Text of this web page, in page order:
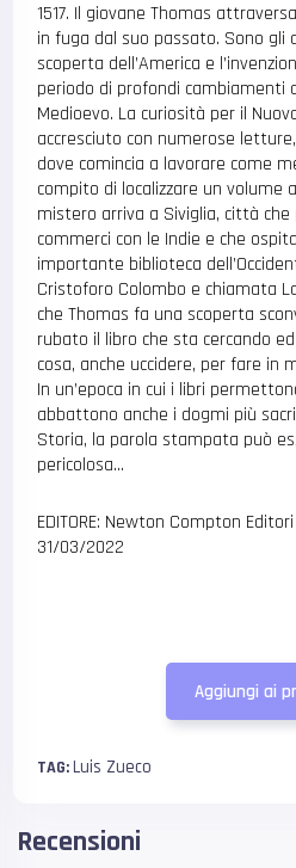
1517. Il giovane Thomas
in fuga dal suo passato. Sono gli
scoperta dell’America e
periodo di profondi cambiamenti
Medioevo. La curiosità per il
accresciuto con numerose
dove comincia a lavorare come
compito di localizzare un volume
mistero arriva a Siviglia, città che
commerci con le Indie e che
importante biblioteca
Cristoforo Colombo e chiamata
che Thomas fa una scoperta
rubato il libro che sta cercando
cosa, anche uccidere, per fare in
In un’epoca in cui i libri
abbattono anche i dogmi più
Storia, la parola stampata può
pericolosa…
EDITORE: Newton Compton Editori
31/03/2022
Aggiungi ai
TAG:Luis Zueco
Recensioni